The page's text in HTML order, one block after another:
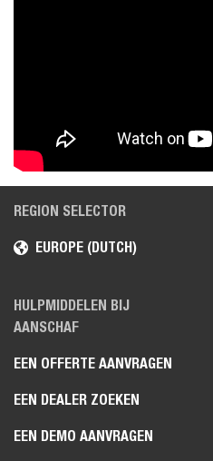
REGION SELECTOR
EUROPE (DUTCH)
HULPMIDDELEN BIJ
AANSCHAF
EEN OFFERTE AANVRAGEN
EEN DEALER ZOEKEN
EEN DEMO AANVRAGEN